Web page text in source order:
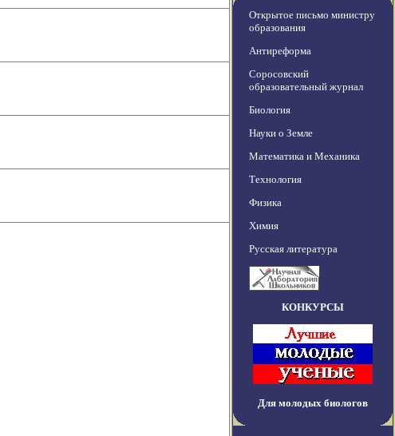
Открытое письмо министру
образования
Антиреформа
Соросовский
образовательный журнал
Биология
Науки о Земле
Математика и Механика
Технология
Физика
Химия
Русская литература
КОНКУРСЫ
Для молодых биологов